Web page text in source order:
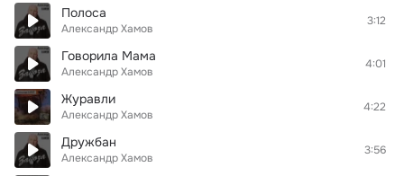
Полоса
Александр Хамов
3:12
Говорила Мама
Александр Хамов
4:01
Журавли
Александр Хамов
4:22
Дружбан
Александр Хамов
3:56